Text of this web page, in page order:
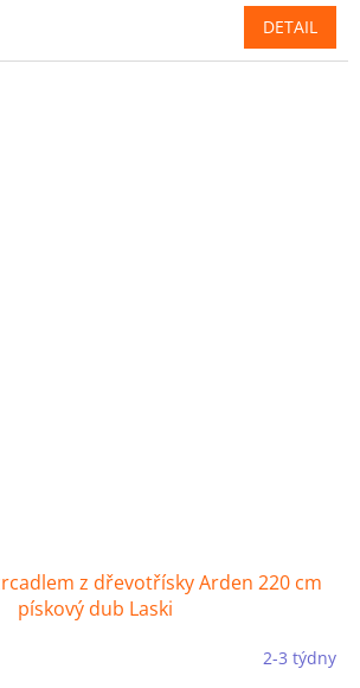
DETAIL
z dřevotřísky Arden 220 cm
pískový dub Laski
2-3 týdny